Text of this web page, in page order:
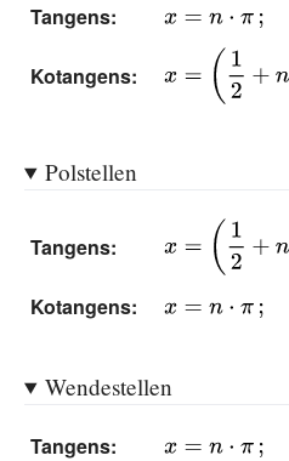
x)=-\cot x}
Tangens:
{\displaystyle
x=n\cdot \pi
\,;\quad n\in
\mathbb {Z} }
Kotangens:
{\displaystyle
x=\left({\frac {1}
Polstellen
Tangens:
{\displaystyle
x=\left({\frac {1}
\pi \,;\quad n\in
Kotangens:
{\displaystyle
\mathbb {Z} }
Wendestellen
Tangens:
{\displaystyle